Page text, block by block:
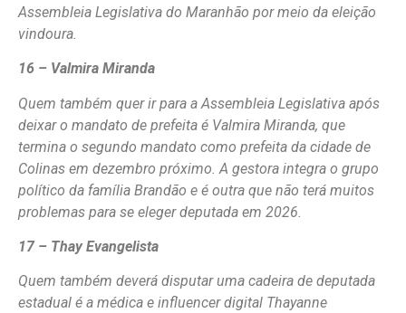
Assembleia Legislativa do Maranhão por meio da eleição
vindoura.
16 – Valmira Miranda
Quem também quer ir para a Assembleia Legislativa após
deixar o mandato de prefeita é Valmira Miranda, que
termina o segundo mandato como prefeita da cidade de
Colinas em dezembro próximo. A gestora integra o grupo
político da família Brandão e é outra que não terá muitos
problemas para se eleger deputada em 2026.
17 – Thay Evangelista
Quem também deverá disputar uma cadeira de deputada
estadual é a médica e influencer digital Thayanne